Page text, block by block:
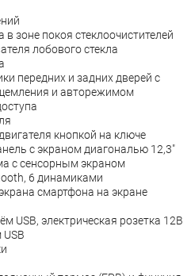
в зоне покоя стеклоочистителей
лобового стекла
передних и задних дверей с
и авторежимом
кнопкой на ключе
с экраном диагональю 12,3"
с сенсорным экраном
6 динамиками
смартфона на экране
USB, электрическая розетка 12В